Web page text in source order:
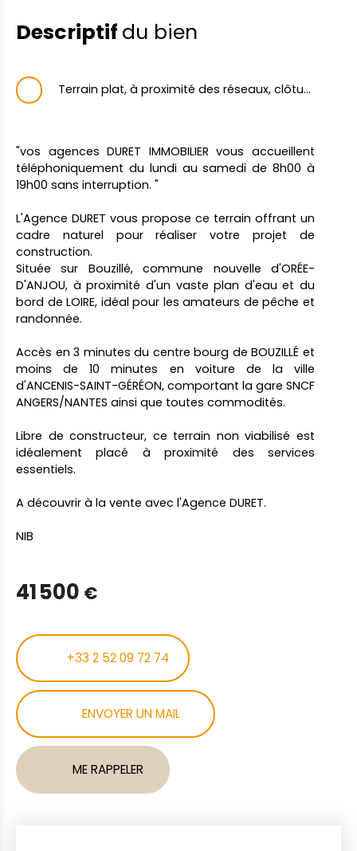
Descriptif du bien
Terrain plat, à proximité des réseaux, clôturé et au calme.
"vos agences DURET IMMOBILIER vous accueillent
téléphoniquement du lundi au samedi de 8h00 à
19h00 sans interruption. "
L'Agence DURET vous propose ce terrain offrant un
cadre naturel pour réaliser votre projet de
construction.
Située sur Bouzillé, commune nouvelle d'ORÉE-
D'ANJOU, à proximité d'un vaste plan d'eau et du
bord de LOIRE, idéal pour les amateurs de pêche et
randonnée.
Accès en 3 minutes du centre bourg de BOUZILLÉ et
moins de 10 minutes en voiture de la ville
d'ANCENIS-SAINT-GÉRÉON, comportant la gare SNCF
ANGERS/NANTES ainsi que toutes commodités.
Libre de constructeur, ce terrain non viabilisé est
idéalement placé à proximité des services
essentiels.
A découvrir à la vente avec l'Agence DURET.
NIB
41 500 €
+33 2 52 09 72 74
ENVOYER UN MAIL
ME RAPPELER